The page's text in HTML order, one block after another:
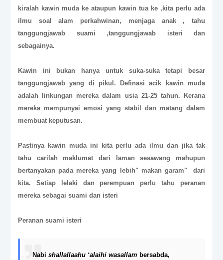
kiralah kawin muda ke ataupun kawin tua ke ,kita perlu ada
ilmu soal alam perkahwinan, menjaga anak , tahu
tanggungjawab suami ,tanggungjawab isteri dan
sebagainya.
Kawin ini bukan hanya untuk suka-suka tetapi besar
tanggungjawab yang di pikul. Definasi acik kawin muda
adalah linkungan mereka dalam usia 21-25 tahun. Kerana
mereka mempunyai emosi yang stabil dan matang dalam
membuat keputusan.
Pastinya kawin muda ini kita perlu ada ilmu dan jika tak
tahu carilah maklumat dari laman sesawang mahupun
bertanyakan pada mereka yang lebih" makan garam" dari
kita. Setiap lelaki dan perempuan perlu tahu peranan
mereka sebagai suami dan isteri
Peranan suami isteri
Nabi shallallaahu ‘alaihi wasallam bersabda,